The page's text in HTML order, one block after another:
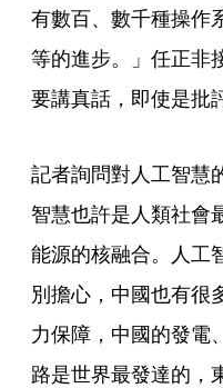
有數百、數千種操作
等的進步。」任正非
要講真話，即使是批
記者詢問對人工智慧
智慧也許是人類社會
能源的核融合。人工
別擔心，中國也有很
力保障，中國的發電
路是世界最發達的，